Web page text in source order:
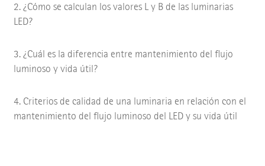
¿Cómo se calculan los valores L y B de las luminarias
LED?
¿Cuál es la diferencia entre mantenimiento del flujo
luminoso y vida útil?
Criterios de calidad de una luminaria en relación con el
mantenimiento del flujo luminoso del LED y su vida útil